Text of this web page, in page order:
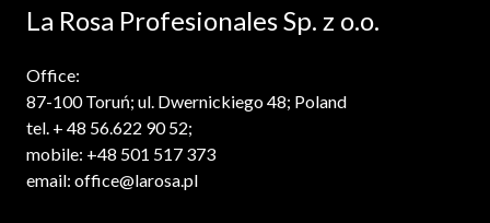
La Rosa Profesionales Sp. z o.o.
Office:
87-100 Toruń; ul. Dwernickiego 48; Poland
tel. + 48 56.622 90 52;
mobile: +48 501 517 373
email: office@larosa.pl